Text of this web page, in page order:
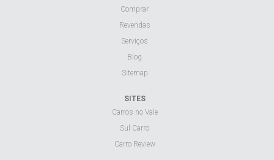
Comprar
Revendas
Serviços
Blog
Sitemap
SITES
Carros no Vale
Sul Carro
Carro Review